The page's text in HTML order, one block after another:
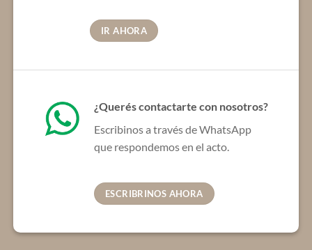
IR AHORA
¿Querés contactarte con nosotros?
Escribinos a través de WhatsApp
que respondemos en el acto.
ESCRIBRINOS AHORA